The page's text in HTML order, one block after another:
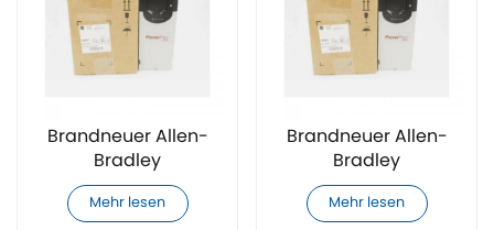
Brandneuer Allen-
Bradley
20F1ANF012JN0NNNNN
AC-Antrieb
Mehr lesen
Brandneuer Allen-
Bradley
20F1ANF015JN0NNNNN
AC-Antrieb
Mehr lesen